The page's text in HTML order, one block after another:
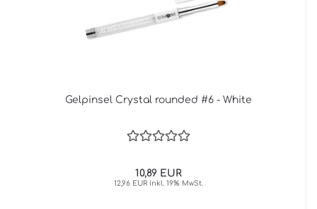
Gelpinsel Crystal rounded #6 - White
10,89 EUR
12,96 EUR inkl. 19% MwSt.